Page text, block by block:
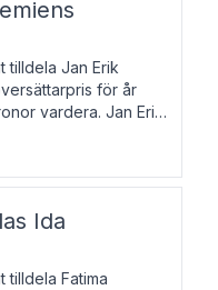
tilldela Jan Erik
för år
vardera. Jan Erik
från tyska. Han är
Ida
tilldela Fatima